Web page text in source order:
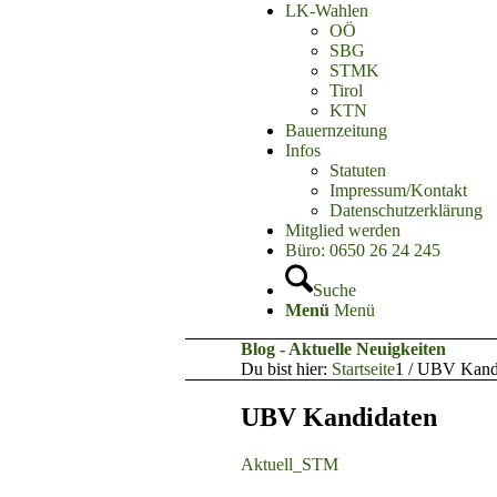
LK-Wahlen
OÖ
SBG
STMK
Tirol
KTN
Bauernzeitung
Infos
Statuten
Impressum/Kontakt
Datenschutzerklärung
Mitglied werden
Büro: 0650 26 24 245
Suche
Menü Menü
Blog - Aktuelle Neuigkeiten
Du bist hier: Startseite1 / UBV
UBV Kandidaten
Aktuell_STM